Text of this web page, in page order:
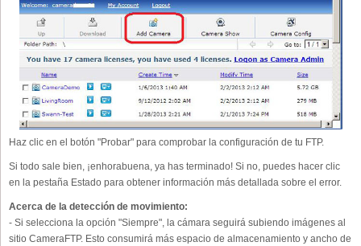
Haz clic en el botón "Probar" para comprobar la configuración de tu FTP.
Si todo sale bien, ¡enhorabuena, ya has terminado! Si no, puedes hacer clic
en la pestaña Estado para obtener información más detallada sobre el error.
Acerca de la detección de movimiento:
- Si selecciona la opción "Siempre", la cámara seguirá subiendo imágenes al
sitio CameraFTP. Esto consumirá más espacio de almacenamiento y ancho de